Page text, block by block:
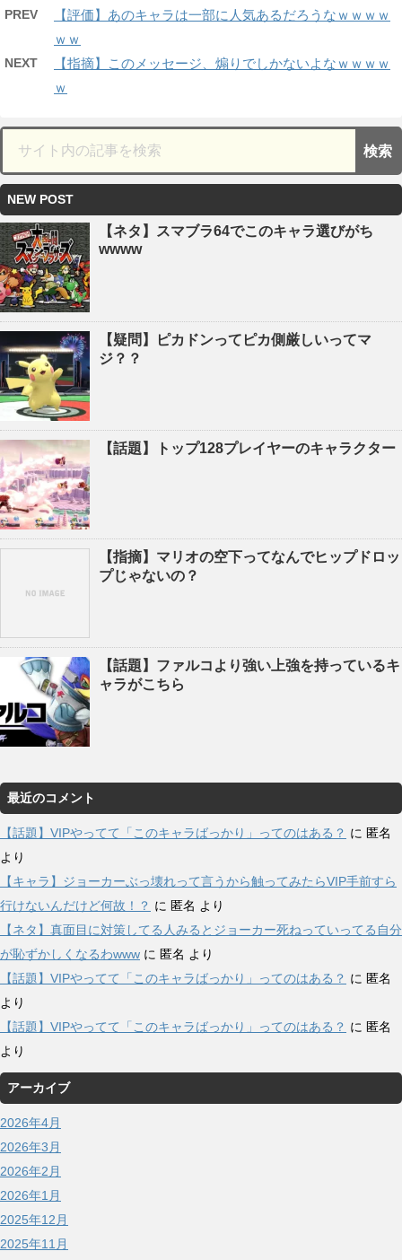
PREV
【評価】あのキャラは一部に人気あるだろうなｗｗｗｗ
ｗｗ
NEXT
【指摘】このメッセージ、煽りでしかないよなｗｗｗｗ
ｗ
NEW POST
【ネタ】スマブラ64でこのキャラ選びがち
wwww
【疑問】ピカドンってピカ側厳しいってマ
ジ？？
【話題】トップ128プレイヤーのキャラクター
【指摘】マリオの空下ってなんでヒップドロッ
プじゃないの？
【話題】ファルコより強い上強を持っているキ
ャラがこちら
最近のコメント
【話題】VIPやってて「このキャラばっかり」ってのはある？ に 匿名
より
【キャラ】ジョーカーぶっ壊れって言うから触ってみたらVIP手前すら
行けないんだけど何故！？ に 匿名 より
【ネタ】真面目に対策してる人みるとジョーカー死ねっていってる自分
が恥ずかしくなるわwww に 匿名 より
【話題】VIPやってて「このキャラばっかり」ってのはある？ に 匿名
より
【話題】VIPやってて「このキャラばっかり」ってのはある？ に 匿名
より
アーカイブ
2026年4月
2026年3月
2026年2月
2026年1月
2025年12月
2025年11月